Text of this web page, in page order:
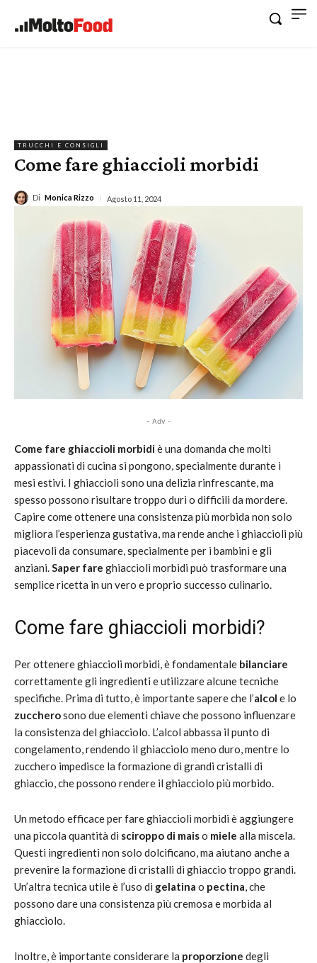
TRUCCHI E CONSIGLI
Come fare ghiaccioli morbidi
Di Monica Rizzo Agosto 11, 2024
- Adv -
Come fare ghiaccioli morbidiè una domanda che molti
appassionati di cucina si pongono, specialmente durante i
mesi estivi. I ghiaccioli sono una delizia rinfrescante, ma
spesso possono risultare troppo duri o difficili da mordere.
Capire come ottenere una consistenza più morbida non solo
migliora l’esperienza gustativa, ma rende anche i ghiaccioli più
piacevoli da consumare, specialmente per i bambini e gli
anziani.Saper fare ghiaccioli morbidi può trasformare una
semplice ricetta in un vero e proprio successo culinario.
Come fare ghiaccioli morbidi?
Per ottenere ghiaccioli morbidi, è fondamentale bilanciare
correttamente gli ingredienti e utilizzare alcune tecniche
specifiche. Prima di tutto, è importante sapere che l’alcol e lo
zuccherosono due elementi chiave che possono influenzare
la consistenza del ghiacciolo. L’alcol abbassa il punto di
congelamento, rendendo il ghiacciolo meno duro, mentre lo
zucchero impedisce la formazione di grandi cristalli di
ghiaccio, che possono rendere il ghiacciolo più morbido.
Un metodo efficace per fare ghiaccioli morbidi è aggiungere
una piccola quantità di sciroppo di maiso miele alla miscela.
Questi ingredienti non solo dolcificano, ma aiutano anche a
prevenire la formazione di cristalli di ghiaccio troppo grandi.
Un’altra tecnica utile è l’uso di gelatina o pectina, che
possono dare una consistenza più cremosa e morbida al
ghiacciolo.
Inoltre, è importante considerare la proporzione degli